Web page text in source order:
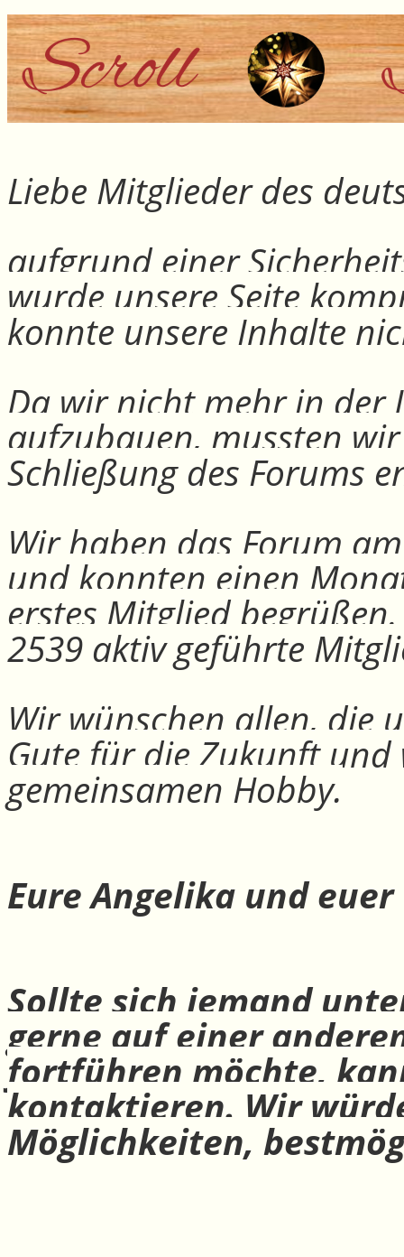
Liebe Mitglieder des
aufgrund einer
wurde unsere Seite
konnte unsere Inhalte
Da wir nicht mehr in der
aufzubauen, mussten
Schließung des Forums
Wir haben das Forum
und konnten einen
erstes Mitglied
2539 aktiv geführte
Wir wünschen allen, die
Gute für die Zukunft
gemeinsamen Hobby.
Eure Angelika und
Sollte sich jemand
gerne auf einer
fortführen möchte,
kontaktieren. Wir
Möglichkeiten,